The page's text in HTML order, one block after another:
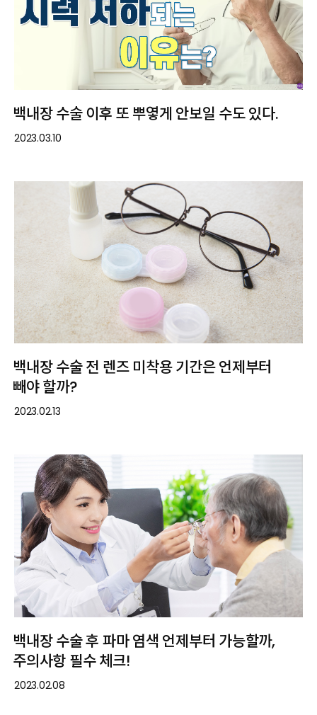
백내장 수술 이후 또 뿌옇게 안보일 수도 있다.
2023.03.10
백내장 수술 전 렌즈 미착용 기간은 언제부터
빼야 할까?
2023.02.13
백내장 수술 후 파마 염색 언제부터 가능할까,
주의사항 필수 체크!
2023.02.08